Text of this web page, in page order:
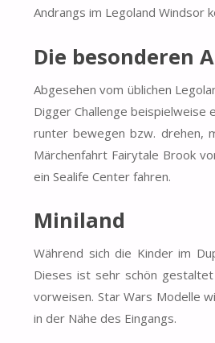
Andrangs im Legoland Windsor
Die besonderen
Abgesehen vom üblichen
Digger Challenge beispielweise
runter bewegen bzw. drehen,
Märchenfahrt Fairytale Brook
ein Sealife Center fahren.
Miniland
Während sich die Kinder im
Dieses ist sehr schön gestaltet
vorweisen. Star Wars Modelle
in der Nähe des Eingangs.